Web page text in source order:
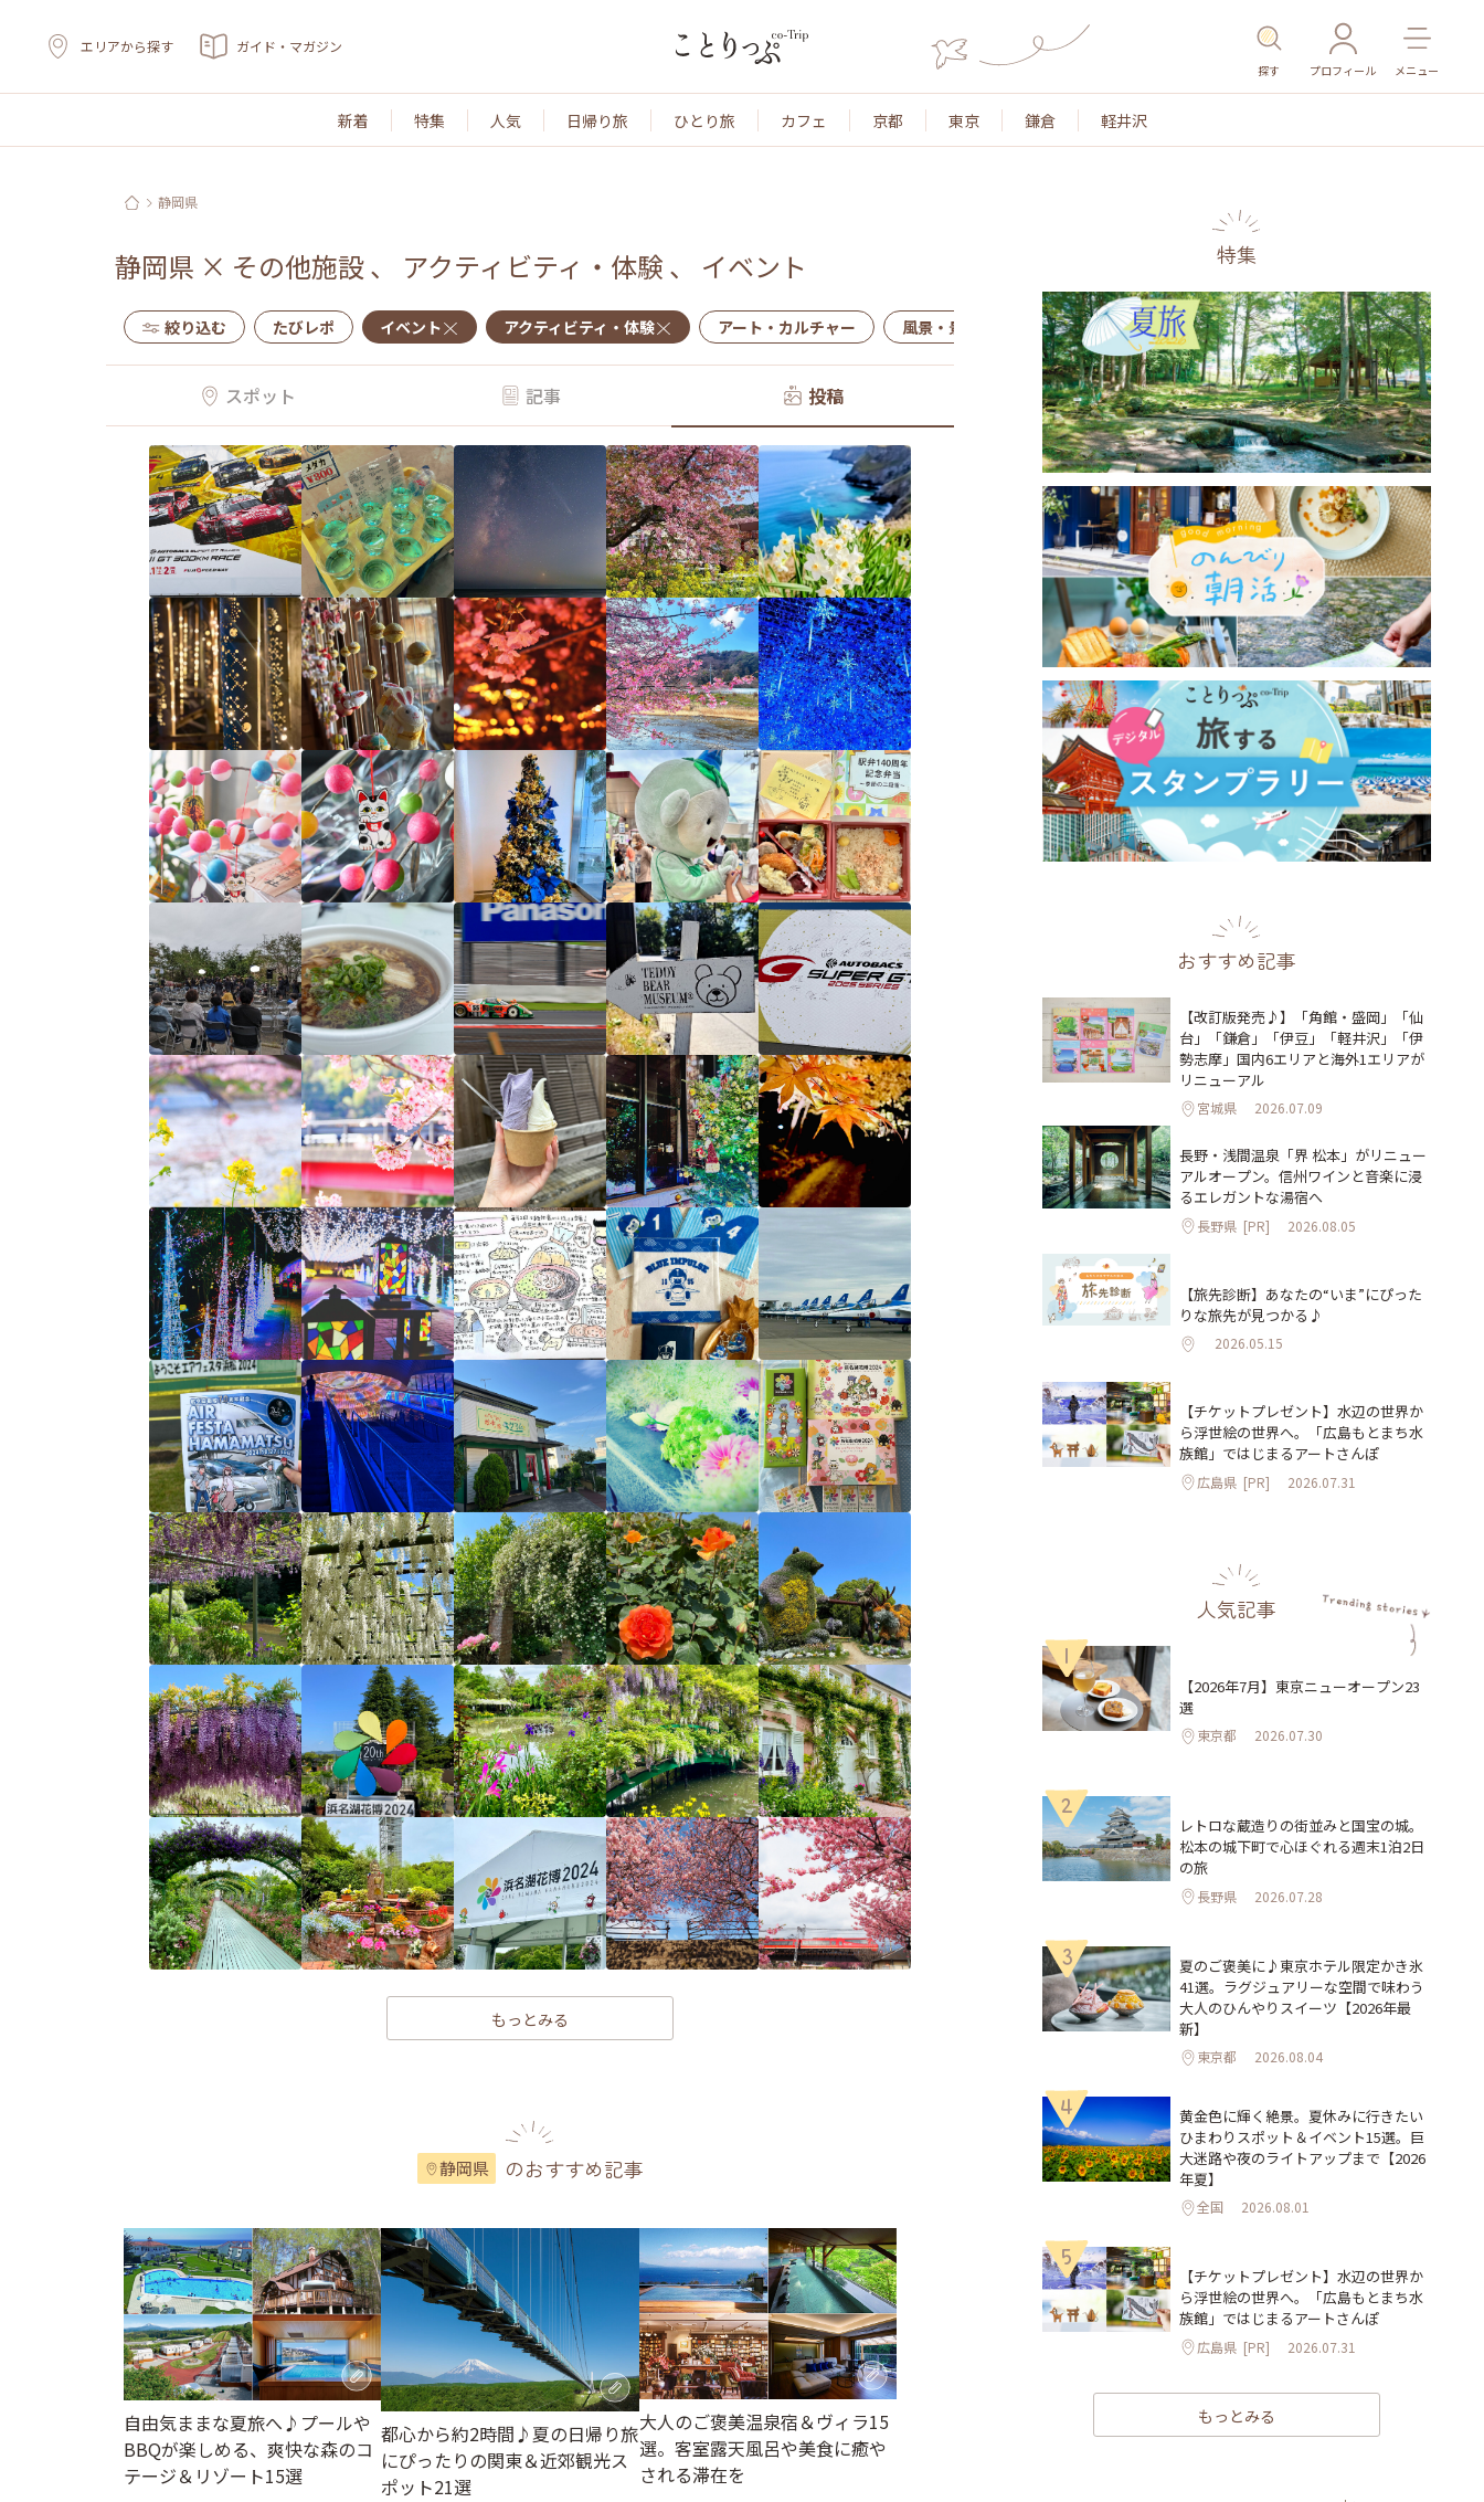
エリアから探す ガイド・マガジン
探す プロフィール メニュー
新着 特集 人気 日帰り旅 ひとり旅 カフェ 京都 東京 鎌倉 軽井沢
静岡県
静岡県 × その他施設、 アクティビティ・体験 、 イベント
絞り込む たびレポ イベント アクティビティ・体験 アート・カルチャー 風景・景色 名所・旧跡 温泉・スパ その他施設 ごはん
スポット 記事 投稿
もっとみる
静岡県 のおすすめ記事
自由気ままな夏旅へ♪プールや
BBQが楽しめる、爽快な森のコ
テージ＆リゾート15選
都心から約2時間♪夏の日帰り旅
にぴったりの関東＆近郊観光ス
ポット21選
大人のご褒美温泉宿＆ヴィラ15
選。客室露天風呂や美食に癒や
される滞在を
特集
おすすめ記事
【改訂版発売♪】「角館・盛岡」「仙
台」「鎌倉」「伊豆」「軽井沢」「伊
勢志摩」国内6エリアと海外1エリアが
リニューアル
宮城県 2026.07.09
長野・浅間温泉「界 松本」がリニュー
アルオープン。信州ワインと音楽に浸
るエレガントな湯宿へ
長野県 [PR] 2026.08.05
【旅先診断】あなたの“いま”にぴった
りな旅先が見つかる♪
2026.05.15
【チケットプレゼント】水辺の世界か
ら浮世絵の世界へ。「広島もとまち水
族館」ではじまるアートさんぽ
広島県 [PR] 2026.07.31
人気記事
1
【2026年7月】東京ニューオープン23
選
東京都 2026.07.30
2
レトロな蔵造りの街並みと国宝の城。
松本の城下町で心ほぐれる週末1泊2日
の旅
長野県 2026.07.28
3
夏のご褒美に♪東京ホテル限定かき氷
41選。ラグジュアリーな空間で味わう
大人のひんやりスイーツ【2026年最
新】
東京都 2026.08.04
4
黄金色に輝く絶景。夏休みに行きたい
ひまわりスポット＆イベント15選。巨
大迷路や夜のライトアップまで【2026
年夏】
全国 2026.08.01
5
【チケットプレゼント】水辺の世界か
ら浮世絵の世界へ。「広島もとまち水
族館」ではじまるアートさんぽ
広島県 [PR] 2026.07.31
もっとみる